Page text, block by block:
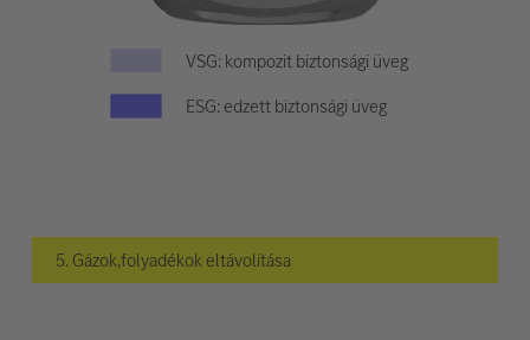
VSG: kompozit biztonsági üveg
ESG: edzett biztonsági üveg
5. Gázok,folyadékok eltávolítása